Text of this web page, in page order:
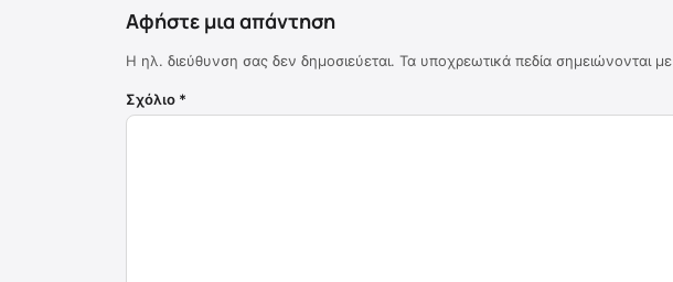
Αφήστε μια απάντηση
Η ηλ. διεύθυνση σας δεν δημοσιεύεται. Τα υποχρεωτικά πεδία σημειώνονται με
Σχόλιο *